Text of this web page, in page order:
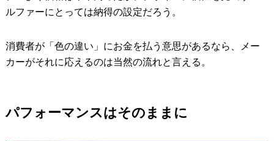
ルファーにとっては納得の設定だろう。
消費者が「色の違い」にお金を払う意思があるなら、メー
カーがそれに応えるのは当然の流れと言える。
パフォーマンスはそのままに